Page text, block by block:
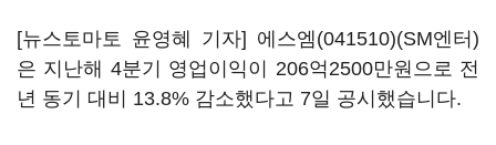
[뉴스토마토 윤영혜 기자] 에스엠(041510)(SM엔터)
은 지난해 4분기 영업이익이 206억2500만원으로 전
년 동기 대비 13.8% 감소했다고 7일 공시했습니다.